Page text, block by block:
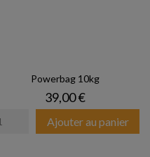
Powerbag 10kg
Prix
39,00 €
Ajouter au panier